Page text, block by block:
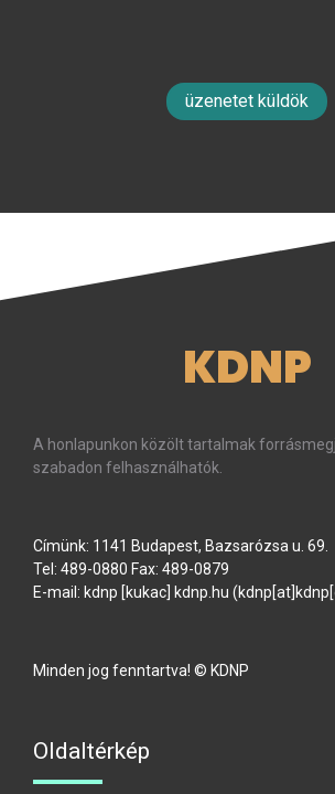
üzenetet küldök
KDNP
A honlapunkon közölt tartalmak
szabadon felhasználhatók.
Címünk: 1141 Budapest, Bazsarózsa u. 69.
Tel: 489-0880 Fax: 489-0879
E-mail: kdnp [kukac] kdnp.hu
Minden jog fenntartva! © KDNP
Oldaltérkép